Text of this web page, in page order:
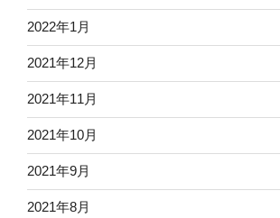
2022年1月
2021年12月
2021年11月
2021年10月
2021年9月
2021年8月